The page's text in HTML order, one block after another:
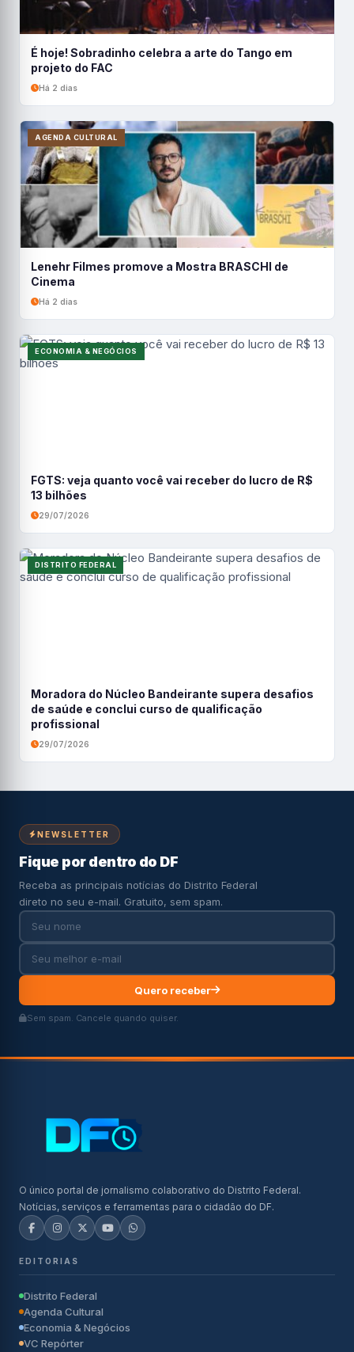
É hoje! Sobradinho celebra a arte do Tango em
projeto do FAC
Há 2 dias
AGENDA CULTURAL
Lenehr Filmes promove a Mostra BRASCHI de
Cinema
Há 2 dias
ECONOMIA & NEGÓCIOS
FGTS: veja quanto você vai receber do lucro de R$
13 bilhões
29/07/2026
DISTRITO FEDERAL
Moradora do Núcleo Bandeirante supera desafios
de saúde e conclui curso de qualificação
profissional
29/07/2026
NEWSLETTER
Fique por dentro do DF
Receba as principais notícias do Distrito Federal
direto no seu e-mail. Gratuito, sem spam.
Quero receber
Sem spam. Cancele quando quiser.
O único portal de jornalismo colaborativo do Distrito Federal.
Notícias, serviços e ferramentas para o cidadão do DF.
EDITORIAS
Distrito Federal
Agenda Cultural
Economia & Negócios
VC Repórter